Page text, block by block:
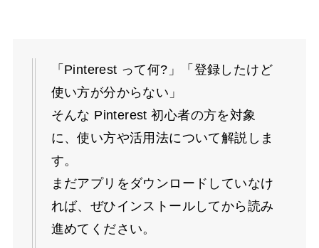
「Pinterest って何?」「登録したけど
使い方が分からない」
そんな Pinterest 初心者の方を対象
に、使い方や活用法について解説しま
す。
まだアプリをダウンロードしていなけ
れば、ぜひインストールしてから読み
進めてください。